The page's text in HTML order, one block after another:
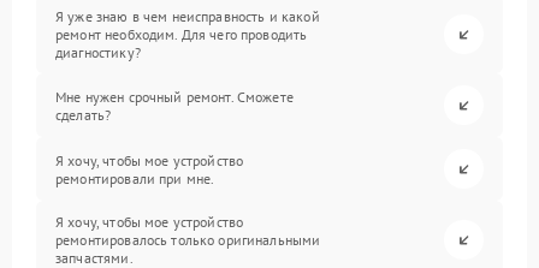
Я уже знаю в чем неисправность и какой
ремонт необходим. Для чего проводить
диагностику?
Мне нужен срочный ремонт. Сможете
сделать?
Я хочу, чтобы мое устройство
ремонтировали при мне.
Я хочу, чтобы мое устройство
ремонтировалось только оригинальными
запчастями.